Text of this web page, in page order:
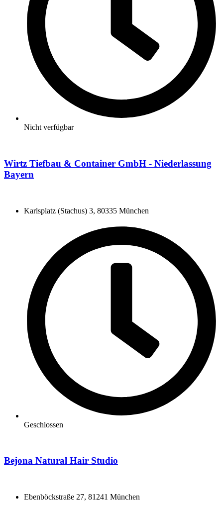
Nicht verfügbar
Wirtz Tiefbau & Container GmbH - Niederlassung
Bayern
Karlsplatz (Stachus) 3, 80335 München
Geschlossen
Bejona Natural Hair Studio
Ebenböckstraße 27, 81241 München